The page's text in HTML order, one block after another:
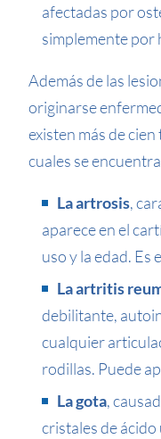
afectadas por
simplemente por
Además de las
originarse
existen más de
cuales se
La artrosis,
aparece en el
uso y la edad.
La artritis
debilitante,
cualquier
rodillas. Puede
La gota,
cristales de